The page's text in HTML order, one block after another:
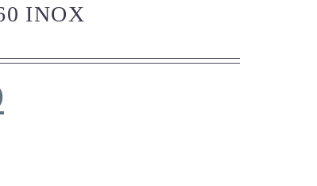
INOX